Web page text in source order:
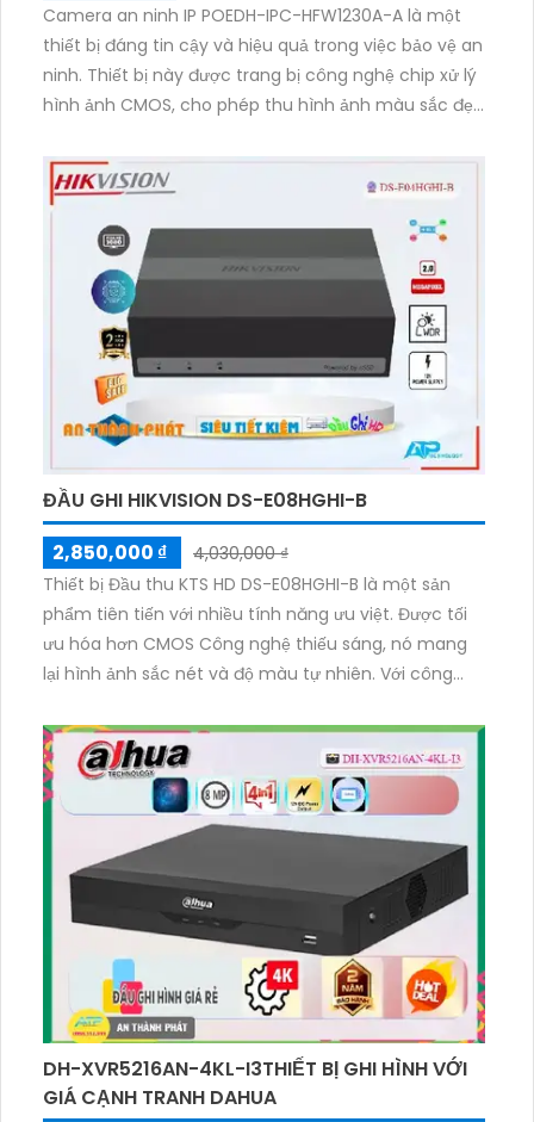
Camera an ninh IP POEDH-IPC-HFW1230A-A là một
thiết bị đáng tin cậy và hiệu quả trong việc bảo vệ an
ninh. Thiết bị này được trang bị công nghệ chip xử lý
hình ảnh CMOS, cho phép thu hình ảnh màu sắc đẹp
ngoại với khoảng cách lên đến 80m. Với công nghệ IP
POE, camera truyền tải hình ảnh qua mạng màu sắc
sáng đẹp 2.0 MP và lưu trữ lâu hơn với tích hợp công
nghệ nén H.265+/H.265/H.264+/H.264. Camera cũng
hỗ trợ công nghệ nhìn đêm chất lượng ONVIF, đảm
bảo cho hình ảnh rõ nét và chất lượng.
ĐẦU GHI HIKVISION DS-E08HGHI-B
2,850,000 ₫
4,030,000 ₫
Thiết bị Đầu thu KTS HD DS-E08HGHI-B là một sản
phẩm tiên tiến với nhiều tính năng ưu việt. Được tối
ưu hóa hơn CMOS Công nghệ thiếu sáng, nó mang
lại hình ảnh sắc nét và độ màu tự nhiên. Với công
ổn định trong suốt quá trình sử dụng. Với độ phân giải
2.0 MP, bạn sẽ có những hình ảnh rõ nét và chi tiết.
Hơn nữa, nó còn có khả năng mở rộng để kết nối
thêm 2 camera IP, mang lại sự linh hoạt và mở rộng
cho hệ thống giám sát của bạn.
DH-XVR5216AN-4KL-I3THIẾT BỊ GHI HÌNH VỚI
GIÁ CẠNH TRANH DAHUA